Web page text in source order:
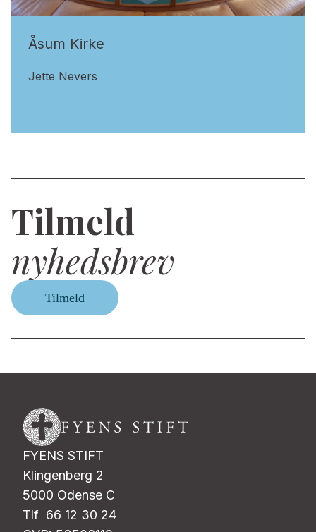
Åsum Kirke
Jette Nevers
Tilmeld
nyhedsbrev
Tilmeld
FYENS STIFT
Klingenberg 2
5000 Odense C
Tlf 66 12 30 24